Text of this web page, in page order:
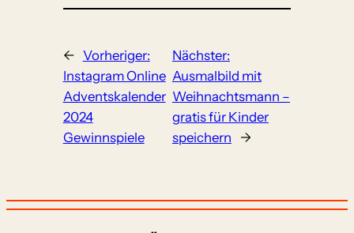
← Vorheriger:
Instagram Online
Adventskalender
2024
Gewinnspiele
Nächster:
Ausmalbild mit
Weihnachtsmann –
gratis für Kinder
speichern
→